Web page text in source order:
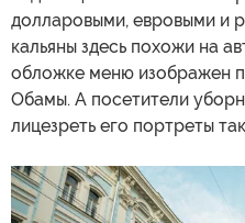
долларовыми, евровыми и
кальяны здесь похожи на
обложке меню изображен
Обамы. А посетители
лицезреть его портреты